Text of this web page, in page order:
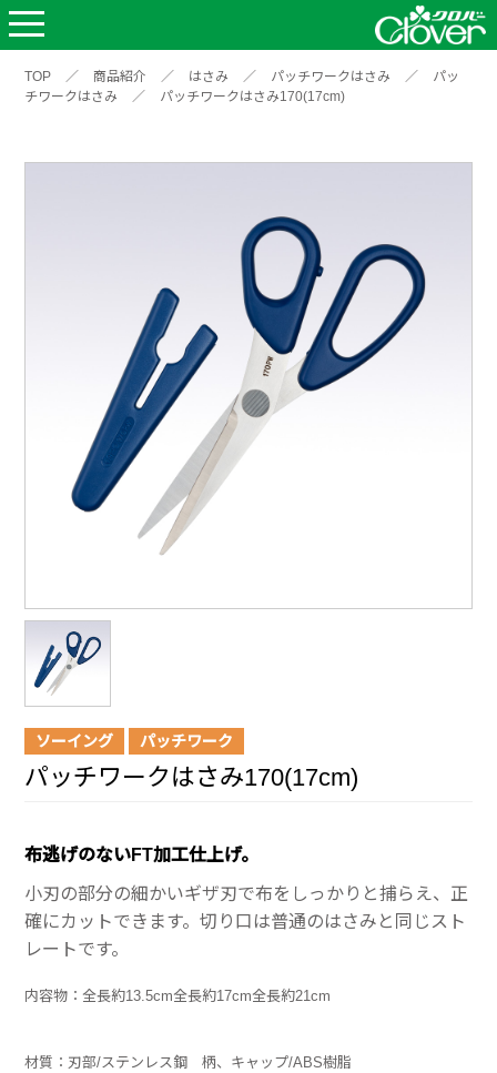
TOP ／ 商品紹介 ／ はさみ ／ パッチワークはさみ ／
パッ
チワークはさみ
／ パッチワークはさみ170(17cm)
ソーイング パッチワーク
パッチワークはさみ170(17cm)
布逃げのないFT加工仕上げ。
小刃の部分の細かいギザ刃で布をしっかりと捕らえ、正
確にカットできます。切り口は普通のはさみと同じスト
レートです。
内容物：全長約13.5cm全長約17cm全長約21cm
材質：刃部/ステンレス鋼 柄、キャップ/ABS樹脂